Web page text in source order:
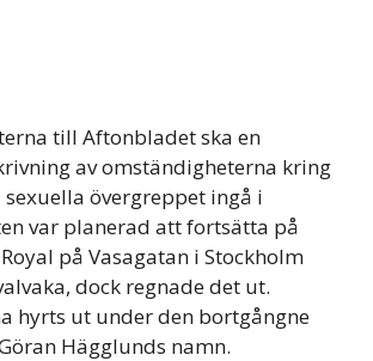
till Aftonbladet ska en
av omständigheterna kring
övergreppet ingå i
var planerad att fortsätta på
på Vasagatan i Stockholm
dock regnade det ut.
hyrts ut under den bortgångne
Hägglunds namn.